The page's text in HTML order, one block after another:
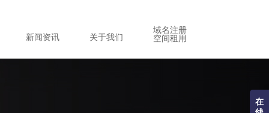
新闻资讯 关于我们
域名注册
空间租用
在